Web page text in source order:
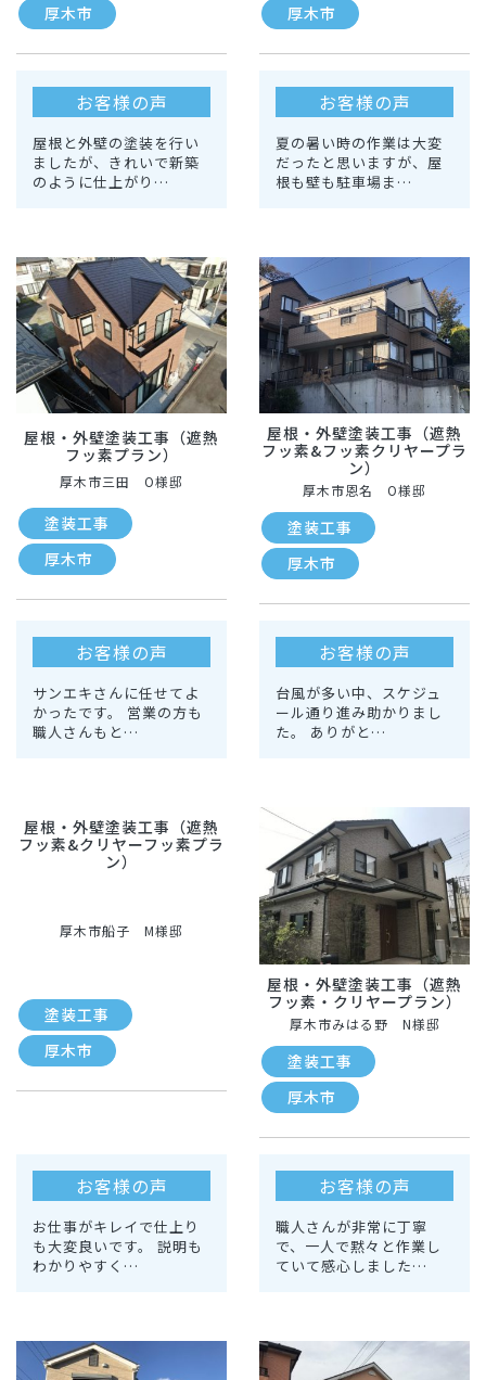
厚木市
お客様の声
屋根と外壁の塗装を行い
ましたが、きれいで新築
のように仕上がり…
厚木市
お客様の声
夏の暑い時の作業は大変
だったと思いますが、屋
根も壁も駐車場ま…
屋根・外壁塗装工事（遮熱
フッ素プラン）
厚木市三田 O様邸
塗装工事
厚木市
お客様の声
サンエキさんに任せてよ
かったです。 営業の方も
職人さんもと…
屋根・外壁塗装工事（遮熱
フッ素&フッ素クリヤープラ
ン）
厚木市恩名 O様邸
塗装工事
厚木市
お客様の声
台風が多い中、スケジュ
ール通り進み助かりまし
た。 ありがと…
屋根・外壁塗装工事（遮熱
フッ素&クリヤーフッ素プラ
ン）
厚木市船子 M様邸
塗装工事
厚木市
お客様の声
お仕事がキレイで仕上り
も大変良いです。 説明も
わかりやすく…
屋根・外壁塗装工事（遮熱
フッ素・クリヤープラン）
厚木市みはる野 N様邸
塗装工事
厚木市
お客様の声
職人さんが非常に丁寧
で、一人で黙々と作業し
ていて感心しました…